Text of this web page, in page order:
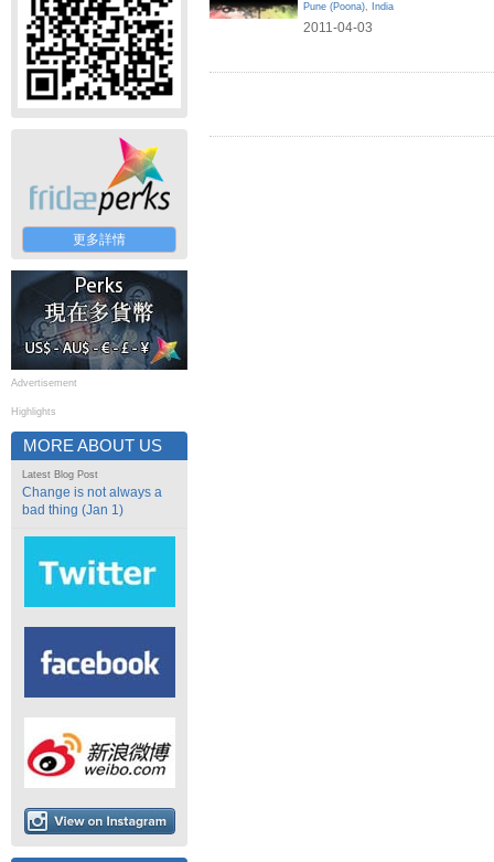
更多詳情
Advertisement
Highlights
MORE ABOUT US
Latest Blog Post
Change is not always a
bad thing (Jan 1)
Pune (Poona), India
2011-04-03